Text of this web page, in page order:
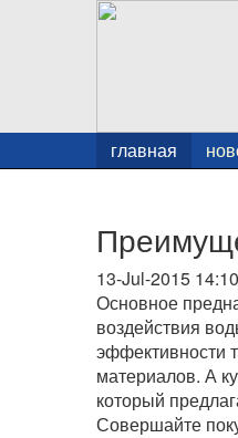
главная
13-Jul-2015 14:10
Основное
воздействия
эффективности
материалов. А
который
Совершайте